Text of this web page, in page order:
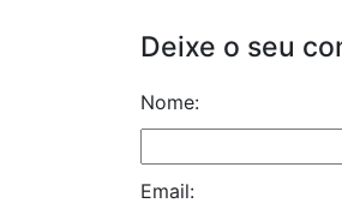
Deixe o seu
Nome:
Email: